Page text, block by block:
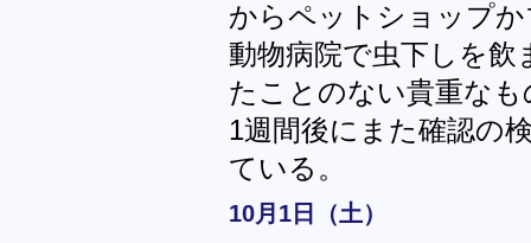
からペットショップ
動物病院で虫下しを
たことのない貴重な
1週間後にまた確認の
ている。
10月1日（土）